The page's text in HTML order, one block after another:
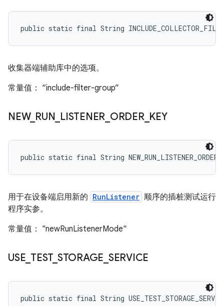
public static final String
收集器端辅助库中的选项。
常量值： “include-filter-group”
NEW_ RUN LISTENER ORDER_ KEY
public static final String
用于在设备端启用新的 RunListener 顺序的插桩测试运行
程序实参。
常量值： "newRunListenerMode"
USE TEST_ STORAGE SERVICE
public static final String